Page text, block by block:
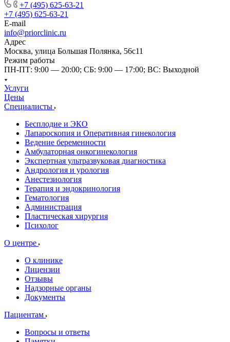
+7 (495) 625-63-21
+7 (495) 625-63-21
E-mail
info@priorclinic.ru
Адрес
Москва, улица Большая Полянка, 56с11
Режим работы
ПН-ПТ: 9:00 — 20:00; СБ: 9:00 — 17:00; ВС: Выходной
Услуги
Цены
Специалисты
Бесплодие и ЭКО
Лапароскопия и Оперативная гинекология
Ведение беременности
Амбулаторная онкогинекология
Экспертная ультразвуковая диагностика
Андрология и урология
Анестезиология
Терапия и эндокринология
Гематология
Администрация
Пластическая хирургия
Психолог
О центре
О клинике
Лицензии
Отзывы
Надзорные органы
Документы
Пациентам
Вопросы и ответы